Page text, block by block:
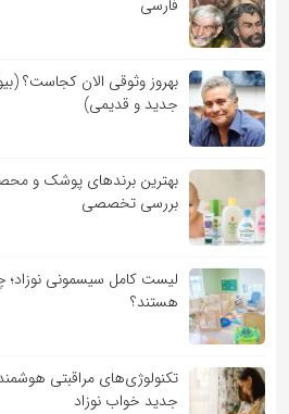
فارسی
بهروز وثوقی الان کجاست؟
جدید و قدیمی)
بهترین برندهای پوشک و
بررسی تخصصی
لیست کامل سیسمونی نوزاد؛
هستند؟
تکنولوژی‌های مراقبتی
جدید خواب نوزاد